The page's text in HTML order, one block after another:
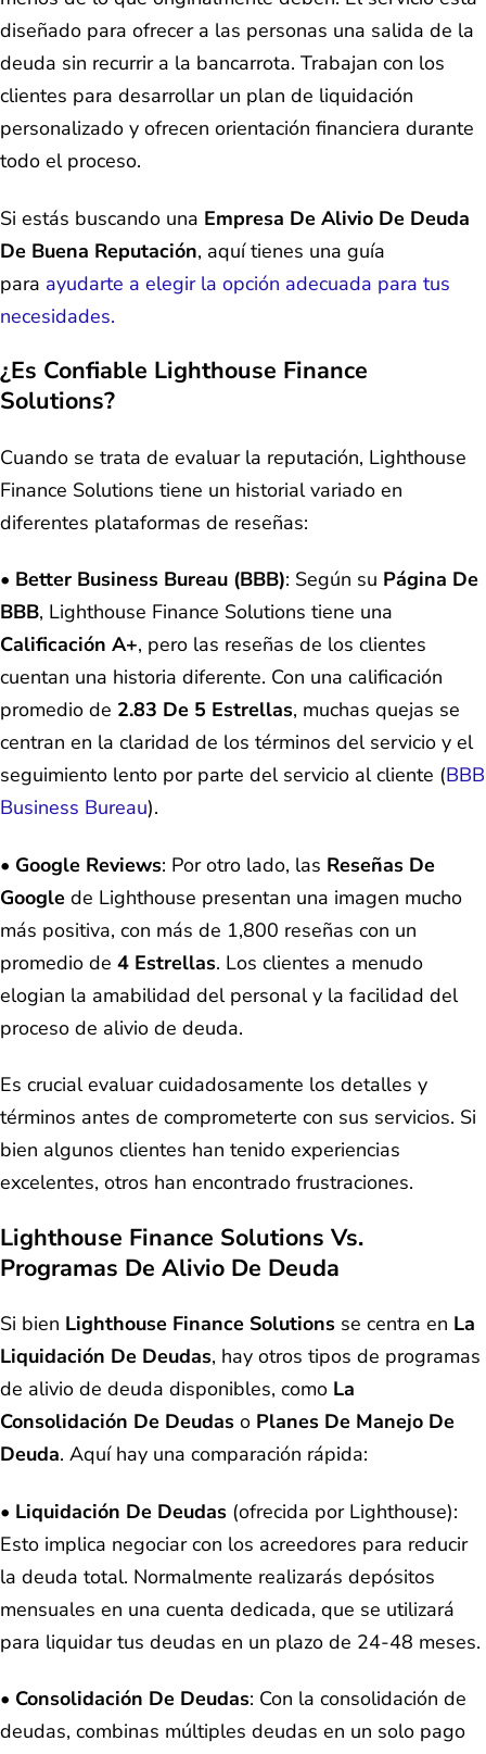
diseñado para ofrecer a las personas una salida de la
deuda sin recurrir a la bancarrota. Trabajan con los
clientes para desarrollar un plan de liquidación
personalizado y ofrecen orientación financiera durante
todo el proceso.
Si estás buscando una Empresa De Alivio De Deuda
De Buena Reputación, aquí tienes una guía
para ayudarte a elegir la opción adecuada para tus
necesidades.
¿Es Confiable Lighthouse Finance
Solutions?
Cuando se trata de evaluar la reputación, Lighthouse
Finance Solutions tiene un historial variado en
diferentes plataformas de reseñas:
• Better Business Bureau (BBB): Según su Página De
BBB, Lighthouse Finance Solutions tiene una
Calificación A+, pero las reseñas de los clientes
cuentan una historia diferente. Con una calificación
promedio de 2.83 De 5 Estrellas, muchas quejas se
centran en la claridad de los términos del servicio y el
seguimiento lento por parte del servicio al cliente​ (BBB
Business Bureau).
• Google Reviews: Por otro lado, las Reseñas De
Google de Lighthouse presentan una imagen mucho
más positiva, con más de 1,800 reseñas con un
promedio de 4 Estrellas. Los clientes a menudo
elogian la amabilidad del personal y la facilidad del
proceso de alivio de deuda.
Es crucial evaluar cuidadosamente los detalles y
términos antes de comprometerte con sus servicios. Si
bien algunos clientes han tenido experiencias
excelentes, otros han encontrado frustraciones.
Lighthouse Finance Solutions Vs.
Programas De Alivio De Deuda
Si bien Lighthouse Finance Solutions se centra en La
Liquidación De Deudas, hay otros tipos de programas
de alivio de deuda disponibles, como La
Consolidación De Deudas o Planes De Manejo De
Deuda. Aquí hay una comparación rápida:
• Liquidación De Deudas (ofrecida por Lighthouse):
Esto implica negociar con los acreedores para reducir
la deuda total. Normalmente realizarás depósitos
mensuales en una cuenta dedicada, que se utilizará
para liquidar tus deudas en un plazo de 24-48 meses.
• Consolidación De Deudas: Con la consolidación de
deudas, combinas múltiples deudas en un solo pago